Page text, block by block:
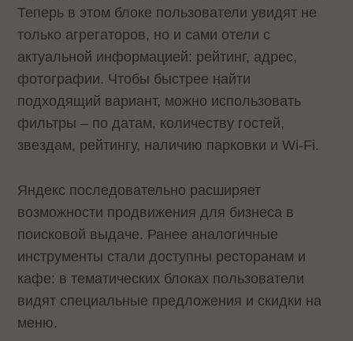
Теперь в этом блоке пользователи увидят не
только агрегаторов, но и сами отели с
актуальной информацией: рейтинг, адрес,
фотографии. Чтобы быстрее найти
подходящий вариант, можно использовать
фильтры – по датам, количеству гостей,
звездам, рейтингу, наличию парковки и Wi‑Fi.
Яндекс последовательно расширяет
возможности продвижения для бизнеса в
поисковой выдаче. Ранее аналогичные
инструменты стали доступны ресторанам и
кафе: в тематических блоках пользователи
видят специальные предложения и скидки на
меню.